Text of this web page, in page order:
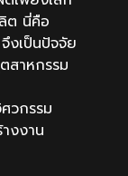
ต นี่คือ
งเป็นปัจจัย
สาหกรรม
วกรรม
งงาน